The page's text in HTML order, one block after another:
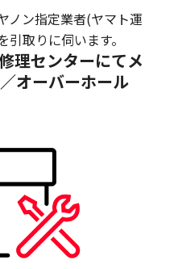
ノン指定業者(ヤマト運
取りに伺います。
理センターにてメ
オーバーホール